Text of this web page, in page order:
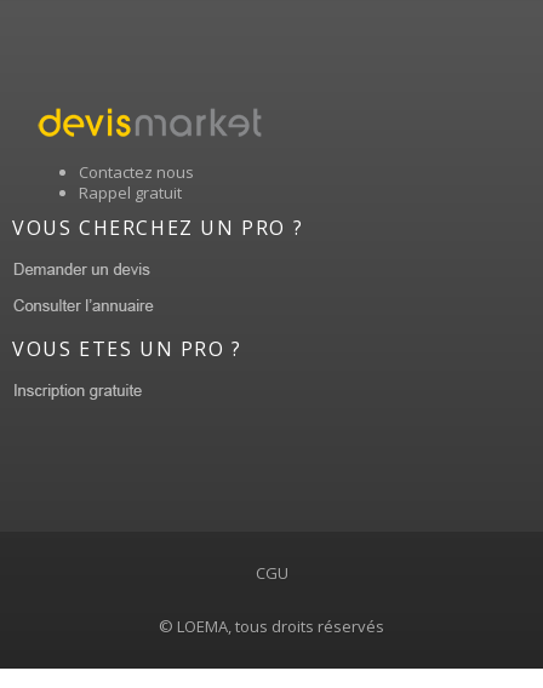
Contactez nous
Rappel gratuit
VOUS CHERCHEZ UN PRO ?
VOUS ETES UN PRO ?
CGU
© LOEMA, tous droits réservés